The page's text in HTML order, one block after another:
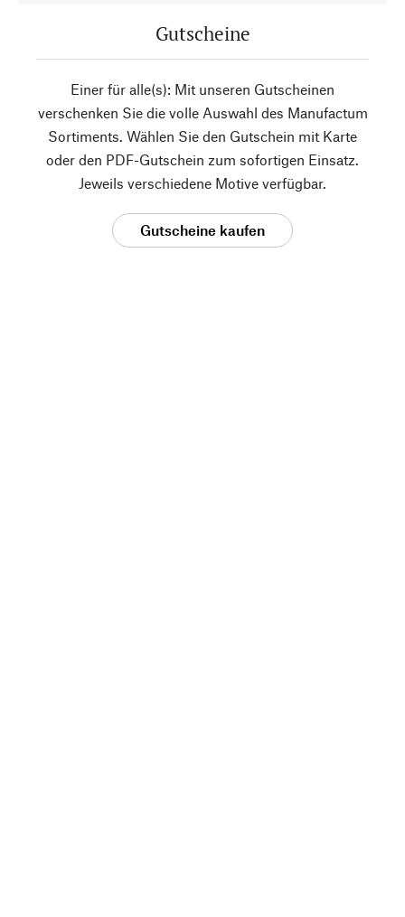
Gutscheine
Einer für alle(s): Mit unseren Gutscheinen
verschenken Sie die volle Auswahl des Manufactum
Sortiments. Wählen Sie den Gutschein mit Karte
oder den PDF-Gutschein zum sofortigen Einsatz.
Jeweils verschiedene Motive verfügbar.
Gutscheine kaufen